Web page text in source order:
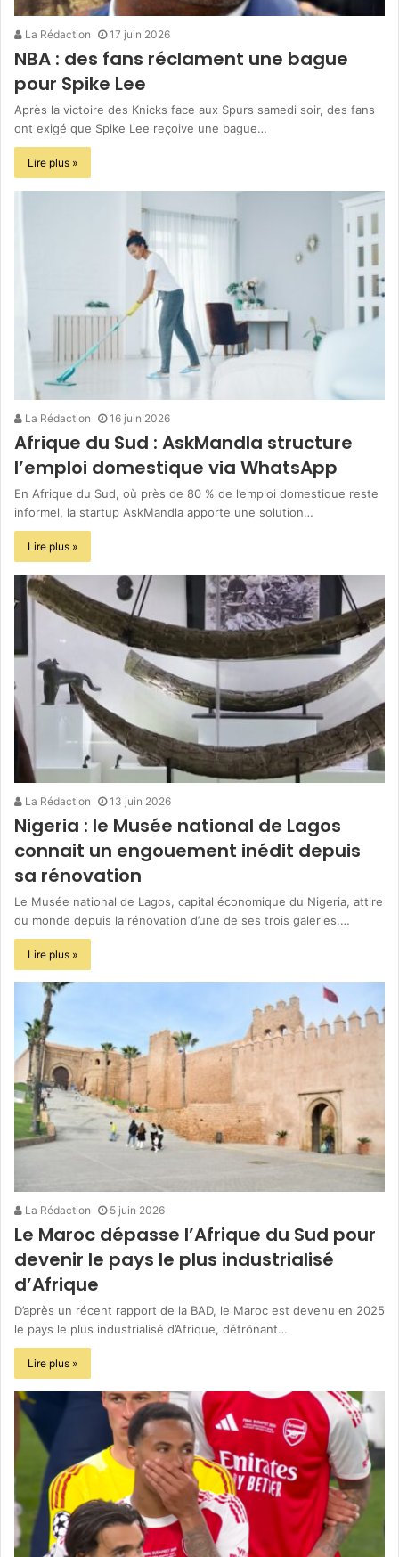
La Rédaction 17 juin 2026
NBA : des fans réclament une bague
pour Spike Lee
Après la victoire des Knicks face aux Spurs samedi soir, des fans
ont exigé que Spike Lee reçoive une bague…
Lire plus »
La Rédaction 16 juin 2026
Afrique du Sud : AskMandla structure
l’emploi domestique via WhatsApp
En Afrique du Sud, où près de 80 % de l’emploi domestique reste
informel, la startup AskMandla apporte une solution…
Lire plus »
La Rédaction 13 juin 2026
Nigeria : le Musée national de Lagos
connait un engouement inédit depuis
sa rénovation
Le Musée national de Lagos, capital économique du Nigeria, attire
du monde depuis la rénovation d’une de ses trois galeries.…
Lire plus »
La Rédaction 5 juin 2026
Le Maroc dépasse l’Afrique du Sud pour
devenir le pays le plus industrialisé
d’Afrique
D’après un récent rapport de la BAD, le Maroc est devenu en 2025
le pays le plus industrialisé d’Afrique, détrônant…
Lire plus »